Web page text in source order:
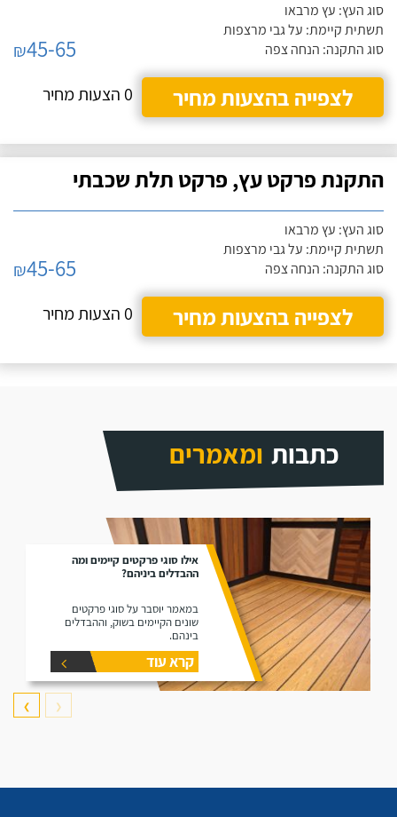
סוג העץ: עץ מרבאו
תשתית קיימת: על גבי מרצפות
סוג התקנה: הנחה צפה
₪45-65
לצפייה בהצעות מחיר
0 הצעות מחיר
התקנת פרקט עץ, פרקט תלת שכבתי
סוג העץ: עץ מרבאו
תשתית קיימת: על גבי מרצפות
סוג התקנה: הנחה צפה
₪45-65
לצפייה בהצעות מחיר
0 הצעות מחיר
כתבות ומאמרים
אילו סוגי פרקטים קיימים ומה
ההבדלים ביניהם?
במאמר יוסבר על סוגי פרקטים
שונים הקיימים בשוק, וההבדלים
בינהם.
קרא עוד
❮
❯